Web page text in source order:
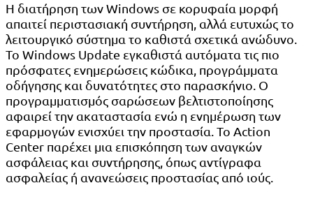
Η διατήρηση των Windows σε κορυφαία μορφή
απαιτεί περιστασιακή συντήρηση, αλλά ευτυχώς το
λειτουργικό σύστημα το καθιστά σχετικά ανώδυνο.
Το Windows Update εγκαθιστά αυτόματα τις πιο
πρόσφατες ενημερώσεις κώδικα, προγράμματα
οδήγησης και δυνατότητες στο παρασκήνιο. Ο
προγραμματισμός σαρώσεων βελτιστοποίησης
αφαιρεί την ακαταστασία ενώ η ενημέρωση των
εφαρμογών ενισχύει την προστασία. Το Action
Center παρέχει μια επισκόπηση των αναγκών
ασφάλειας και συντήρησης, όπως αντίγραφα
ασφαλείας ή ανανεώσεις προστασίας από ιούς.